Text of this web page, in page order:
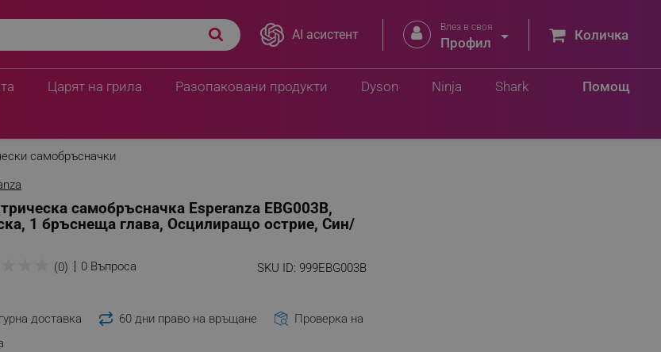
AI асистент  Влез в своя
Профил  Количка
Царят на грила Разопаковани продукти Помощ
Dyson Ninja Shark
самобръсначки
самобръсначка Esperanza EBG003B,
1 бръснеща глава, Осцилиращо острие, Син/
SKU ID: 999EBG003B
(0) 0 Въпроса
доставка 60 дни право на връщане
Проверка на